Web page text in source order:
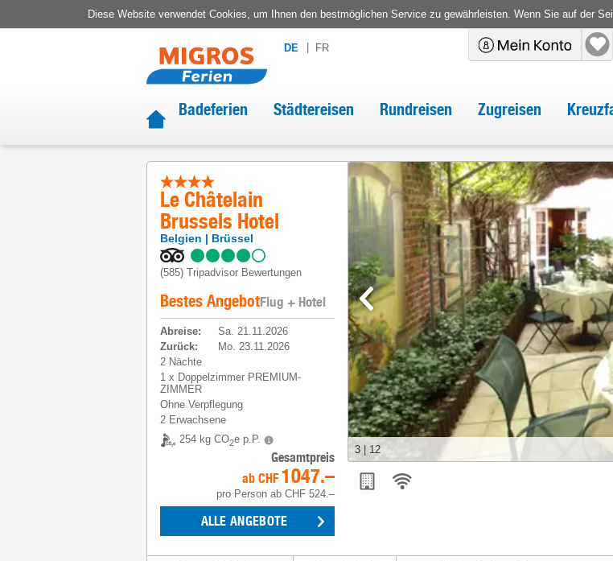
Diese Website verwendet Cookies, um Ihnen den bestmöglichen Service zu gewährleisten. Wenn Sie auf der
DE FR
Badeferien Städtereisen Rundreisen Zugreisen
Le Châtelain
Brussels Hotel
Belgien Brüssel
(585) Tripadvisor Bewertungen
Bestes AngebotFlug + Hotel
Abreise:
Sa. 21.11.2026
Zurück:
Mo. 23.11.2026
2 Nächte
1 x Doppelzimmer PREMIUM-
ZIMMER
Ohne Verpflegung
2 Erwachsene
254 kg CO2e p.P.
Gesamtpreis
ab CHF 1047.–
pro Person ab CHF 524.–
ALLE ANGEBOTE
3 12